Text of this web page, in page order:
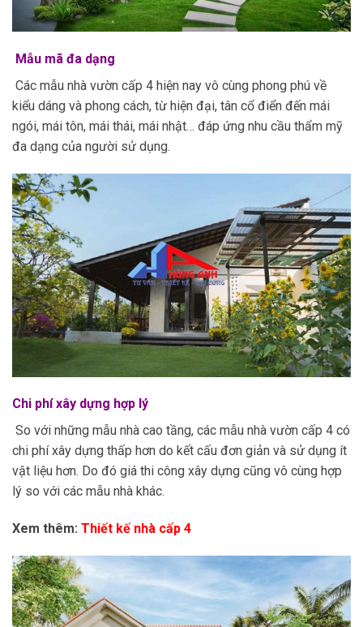
Mẫu mã đa dạng
Các mẫu nhà vườn cấp 4 hiện nay vô cùng phong phú về
kiểu dáng và phong cách, từ hiện đại, tân cổ điển đến mái
ngói, mái tôn, mái thái, mái nhật… đáp ứng nhu cầu thẩm mỹ
đa dạng của người sử dụng.
Chi phí xây dựng hợp lý
So với những mẫu nhà cao tầng, các mẫu nhà vườn cấp 4 có
chi phí xây dựng thấp hơn do kết cấu đơn giản và sử dụng ít
vật liệu hơn. Do đó giá thi công xây dựng cũng vô cùng hợp
lý so với các mẫu nhà khác.
Xem thêm: Thiết kế nhà cấp 4